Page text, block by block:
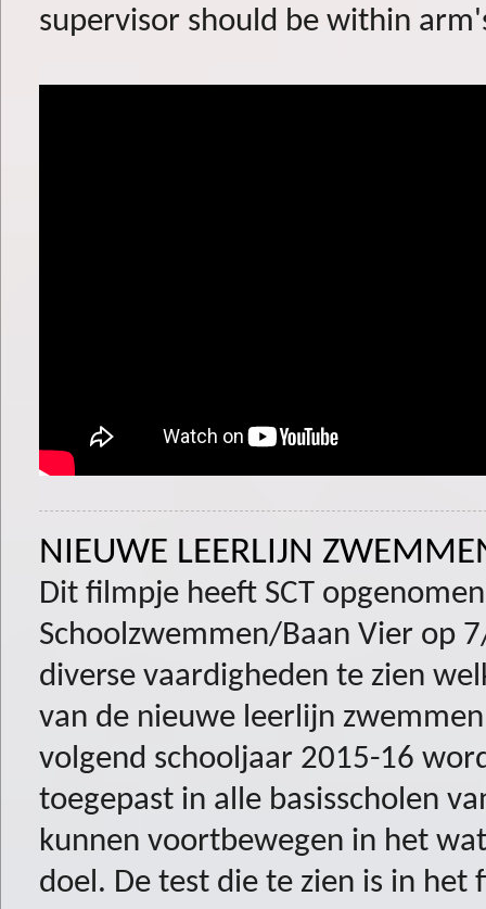
supervisor should be within
NIEUWE LEERLIJN
Dit filmpje heeft SCT
Schoolzwemmen/Baan Vier op
diverse vaardigheden te zien
van de nieuwe leerlijn
volgend schooljaar 2015-16
toegepast in alle basisscholen
kunnen voortbewegen in het
doel. De test die te zien is in